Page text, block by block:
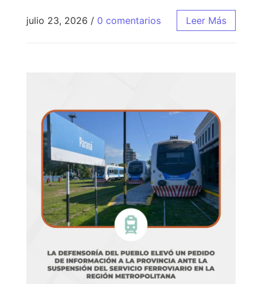
julio 23, 2026 / 0 comentarios Leer Más